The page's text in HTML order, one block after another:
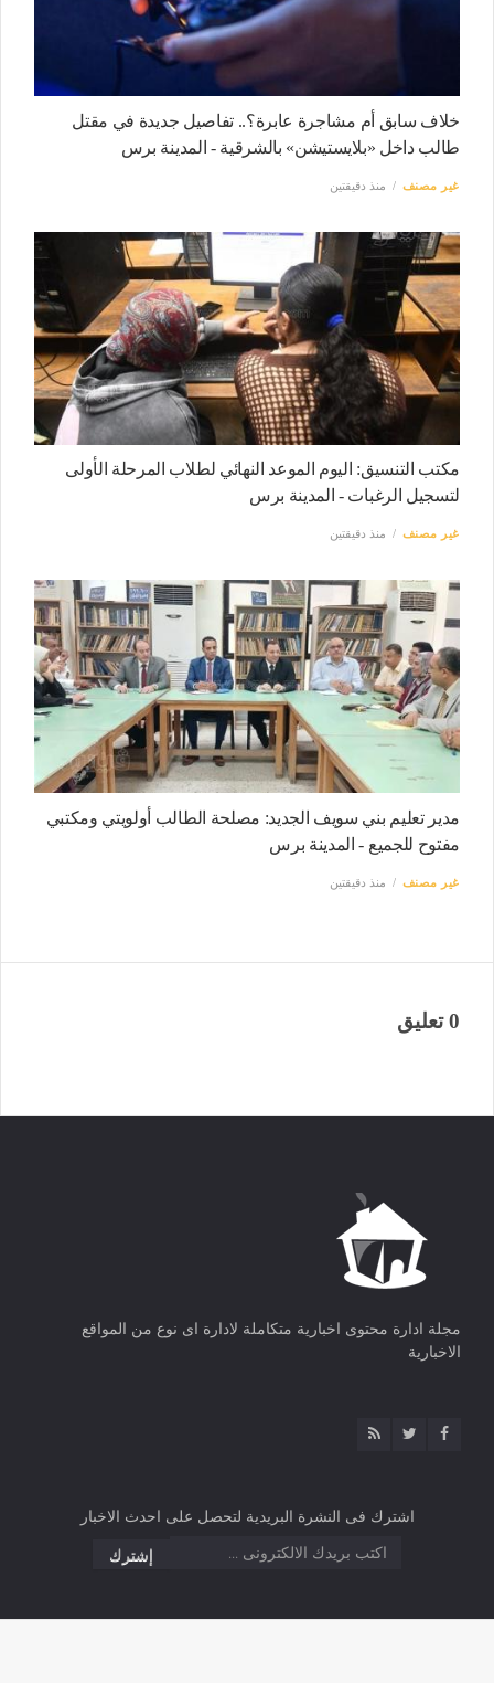
خلاف سابق أم مشاجرة عابرة؟.. تفاصيل جديدة في مقتل
طالب داخل «بلايستيشن» بالشرقية - المدينة برس
غير مصنف منذ دقيقتين
مكتب التنسيق: اليوم الموعد النهائي لطلاب المرحلة الأولى
لتسجيل الرغبات - المدينة برس
غير مصنف منذ دقيقتين
مدير تعليم بني سويف الجديد: مصلحة الطالب أولويتي ومكتبي
مفتوح للجميع - المدينة برس
غير مصنف منذ دقيقتين
0 تعليق
مجلة ادارة محتوى اخبارية متكاملة لادارة اى نوع من المواقع
الاخبارية
اشترك فى النشرة البريدية لتحصل على احدث الاخبار